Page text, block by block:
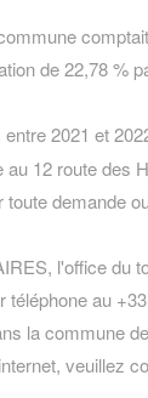
de 22,78 %
2021 et
12 route des
demande
l'office du
au
la commune
veuillez